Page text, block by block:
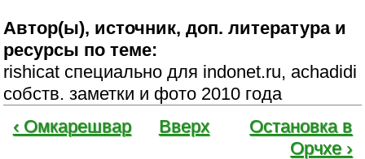
Автор(ы), источник, доп. литература и
ресурсы по теме:
rishicat специально для indonet.ru, achadidi
собств. заметки и фото 2010 года
‹ Омкарешвар
Вверх
Остановка в
Орчхе ›